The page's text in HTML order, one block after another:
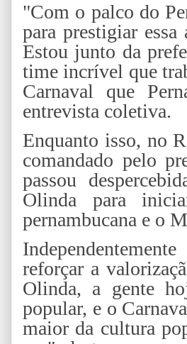
"Com o palco do
para prestigiar
Estou junto da
time incrível que
Carnaval que
entrevista coletiva.
Enquanto isso, no
comandado pelo
passou
Olinda para
pernambucana e o
reforçar a
Olinda, a gente
popular, e o
maior da cultura